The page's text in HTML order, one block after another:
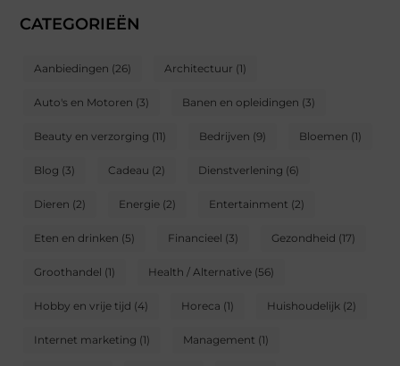
CATEGORIEËN
Aanbiedingen (26) Architectuur (1)
Auto's en Motoren (3) Banen en opleidingen (3)
Beauty en verzorging (11) Bedrijven (9) Bloemen (1)
Blog (3) Cadeau (2) Dienstverlening (6)
Dieren (2) Energie (2) Entertainment (2)
Eten en drinken (5) Financieel (3) Gezondheid (17)
Groothandel (1) Health / Alternative (56)
Hobby en vrije tijd (4) Horeca (1) Huishoudelijk (2)
Internet marketing (1) Management (1)